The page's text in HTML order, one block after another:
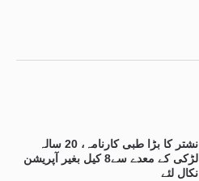
نشتر کا بڑا طبی کارنامہ، 20 سالہ
لڑکی کے معدے سے8 کیل بغیر آپریشن
نکال لئے